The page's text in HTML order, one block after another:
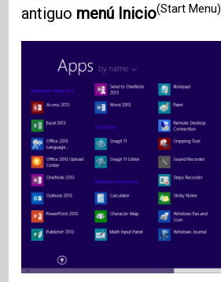
antiguo menú Inicio(Start Menu)